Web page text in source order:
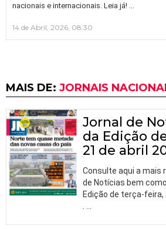
nacionais e internacionais. Leia já! …
14 de Abril, 2026, 08:30
MAIS DE: JORNAIS
Jornal de
da Edição
21 de abril
Consulte aqui a mais
de Notícias bem
Edição de terça-feira,
. …